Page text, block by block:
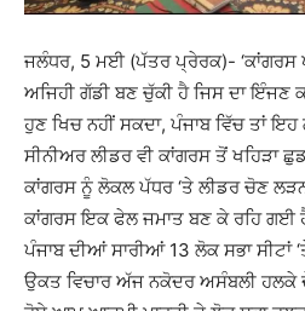
ਜਲੰਧਰ, 5 ਮਈ (ਪੱਤਰ ਪ੍ਰੇਰਕ)- ‘ਕਾਂਗਰਸ
ਅਜਿਹੀ ਗੱਡੀ ਬਣ ਚੁੱਕੀ ਹੈ ਜਿਸ ਦਾ ਇੰਜਣ
ਹੁਣ ਖਿਚ ਨਹੀਂ ਸਕਦਾ, ਪੰਜਾਬ ਵਿੱਚ ਤਾਂ
ਸੀਨੀਅਰ ਲੀਡਰ ਵੀ ਕਾਂਗਰਸ ਤੋਂ ਖਹਿੜਾ
ਕਾਂਗਰਸ ਨੂੰ ਲੋਕਲ ਪੱਧਰ ‘ਤੇ ਲੀਡਰ ਚੋਣ
ਕਾਂਗਰਸ ਇਕ ਫੇਲ ਜਮਾਤ ਬਣ ਕੇ ਰਹਿ ਗਈ ਹੈ
ਪੰਜਾਬ ਦੀਆਂ ਸਾਰੀਆਂ 13 ਲੋਕ ਸਭਾ ਸੀਟਾਂ
ਉਕਤ ਵਿਚਾਰ ਅੱਜ ਨਕੋਦਰ ਅਸੰਬਲੀ ਹਲਕੇ